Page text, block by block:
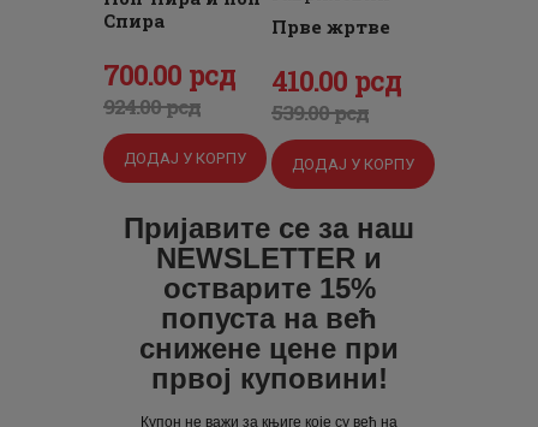
Спира
924.00рсд
Оригинална
цена
је
била:
924.
700.00 рсд
Тренутна
цена
је:
700.
ДОДАЈ У КОРПУ
Прве жртве
539.00рсд
Оригинална
цена
је
била:
539 .
0
0
рсд.
410.00 рсд
Тренутна
цена
је:
410.
0
0
рсд.
ДОДАЈ У КОРПУ
Пријавите се за наш
NEWSLETTER и
остварите 15%
попуста на већ
снижене цене при
првој куповини!
Купон не важи за књиге које су већ на